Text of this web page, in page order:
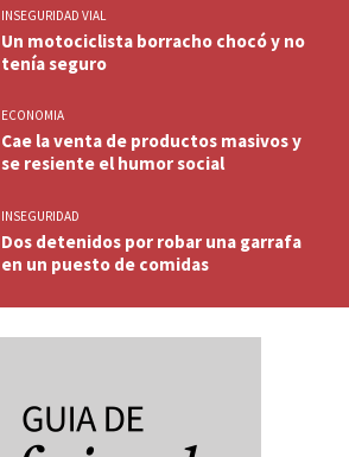
INSEGURIDAD VIAL
Un motociclista borracho chocó y no
tenía seguro
ECONOMIA
Cae la venta de productos masivos y
se resiente el humor social
INSEGURIDAD
Dos detenidos por robar una garrafa
en un puesto de comidas